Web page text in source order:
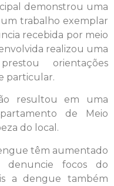
demonstrou uma
um trabalho exemplar
recebida por meio
realizou uma
orientações
particular.
resultou em uma
de Meio
do local.
têm aumentado
focos do
a dengue também